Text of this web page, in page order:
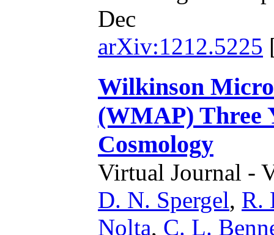
Dec
arXiv:1212.5225
Wilkinson
(WMAP) Three
Cosmology
Virtual Journal -
D. N. Spergel, R.
Nolta, C. L.